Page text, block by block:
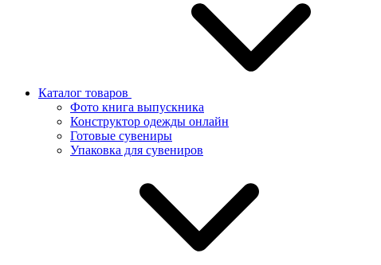
Каталог товаров
Фото книга выпускника
Конструктор одежды онлайн
Готовые сувениры
Упаковка для сувениров